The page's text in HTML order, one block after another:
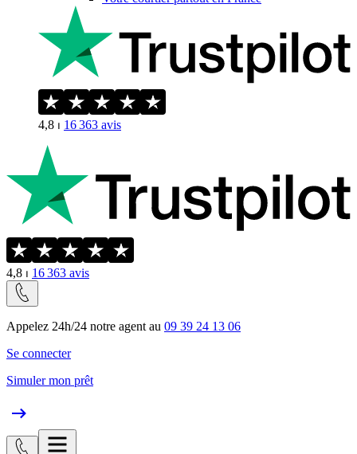
4,8 ⏐ 16 363 avis
4,8 ⏐ 16 363 avis
Appelez 24h/24 notre agent au 09 39 24 13 06
Se connecter
Simuler mon prêt